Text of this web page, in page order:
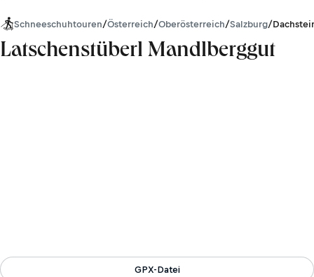
Schneeschuhtouren/Österreich/Oberösterreich/Salzburg/
Latschenstüberl Mandlberggut
GPX-Datei